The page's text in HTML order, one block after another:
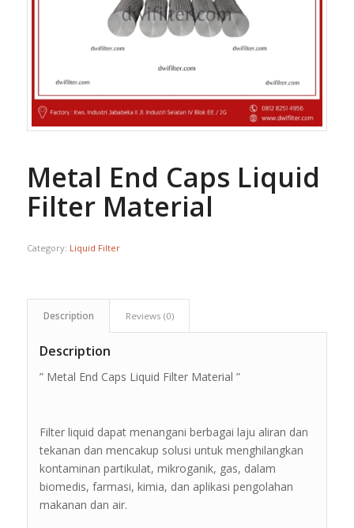
Metal End Caps Liquid
Filter Material
Category: Liquid Filter
Description Reviews (0)
Description
” Metal End Caps Liquid Filter Material ”
Filter liquid dapat menangani berbagai laju aliran dan
tekanan dan mencakup solusi untuk menghilangkan
kontaminan partikulat, mikroganik, gas, dalam
biomedis, farmasi, kimia, dan aplikasi pengolahan
makanan dan air.